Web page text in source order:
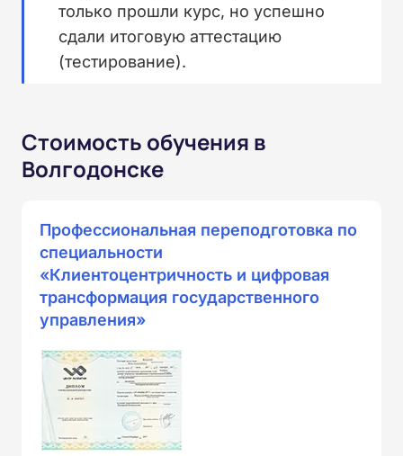
только прошли курс, но успешно
сдали итоговую аттестацию
(тестирование).
Стоимость обучения в
Волгодонске
Профессиональная переподготовка по
специальности
«Клиентоцентричность и цифровая
трансформация государственного
управления»